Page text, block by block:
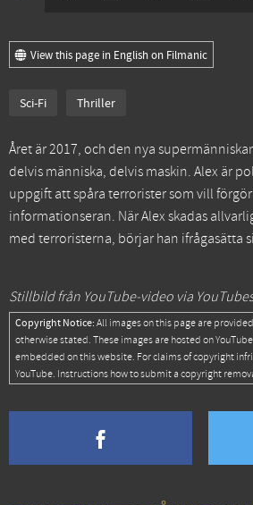
View this page in English on Filmanic
Sci-Fi Thriller
Året är 2017, och den nya
delvis människa, delvis maskin. Alex är
uppgift att spåra terrorister som vill
informationseran. När Alex skadas
med terroristerna, börjar han ifrågasätta
Stillbild från YouTube-video via
Copyright Notice: All images on this page are
otherwise stated. These images are hosted on
embedded on this website. For claims of copyright
YouTube. Instructions how to submit a copyright